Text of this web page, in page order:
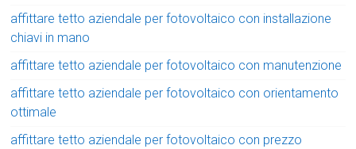
affittare tetto aziendale per fotovoltaico con installazione
chiavi in mano
affittare tetto aziendale per fotovoltaico con manutenzione
affittare tetto aziendale per fotovoltaico con orientamento
ottimale
affittare tetto aziendale per fotovoltaico con prezzo